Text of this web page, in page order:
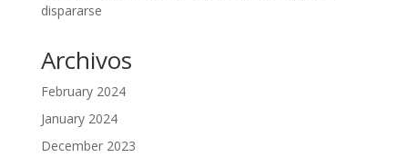
dispararse
Archivos
February 2024
January 2024
December 2023